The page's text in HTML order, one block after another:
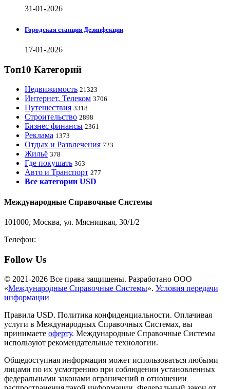
31-01-2026
Городская станция Дезинфекции
17-01-2026
Топ10 Категорий
Недвижимость 21323
Интернет, Телеком 3706
Путешествия 3318
Строительство 2898
Бизнес финансы 2361
Реклама 1373
Отдых и Развлечения 723
Жильё 378
Где покушать 363
Авто и Транспорт 277
Все категории USD
Международные Справочные Системы
101000, Москва, ул. Мясницкая, 30/1/2
Телефон:
Follow Us
© 2021-2026 Все права защищены. Разработано ООО
«Международные Справочные Системы». Условия передачи
информации
Правила USD. Политика конфиденциальности. Оплачивая
услуги в Международных Справочных Системах, вы
принимаете оферту. Международные Справочные Системы
используют рекомендательные технологии.
Общедоступная информация может использоваться любыми
лицами по их усмотрению при соблюдении установленных
федеральными законами ограничений в отношении